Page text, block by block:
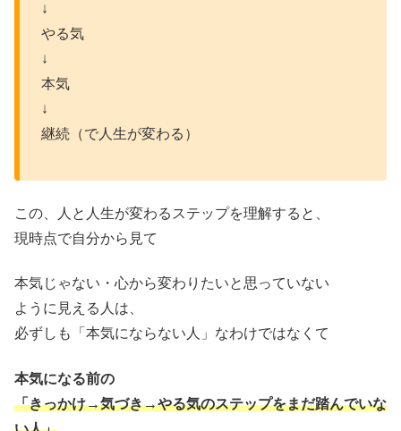
↓
やる気
↓
本気
↓
継続（で人生が変わる）
この、人と人生が変わるステップを理解すると、
現時点で自分から見て
本気じゃない・心から変わりたいと思っていない
ように見える人は、
必ずしも「本気にならない人」なわけではなくて
本気になる前の
「きっかけ→気づき→やる気のステップをまだ踏んでいな